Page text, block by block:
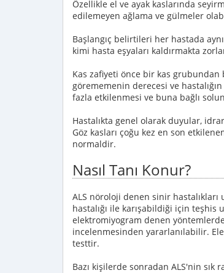
Özellikle el ve ayak kaslarında
edilemeyen ağlama ve gülmeler
Başlangıç belirtileri her hastada
kimi hasta eşyaları kaldırmakta
Kas zafiyeti önce bir kas grubundan
görememenin derecesi ve
fazla etkilenmesi ve buna bağlı
Hastalıkta genel olarak duyular,
Göz kasları çoğu kez en son
normaldir.
Nasıl Tanı Konur?
ALS nöroloji denen sinir hastalıkları
hastalığı ile karışabildiği için
elektromiyogram denen
incelenmesinden yararlanılabilir.
testtir.
Bazı kişilerde sonradan ALS'nin